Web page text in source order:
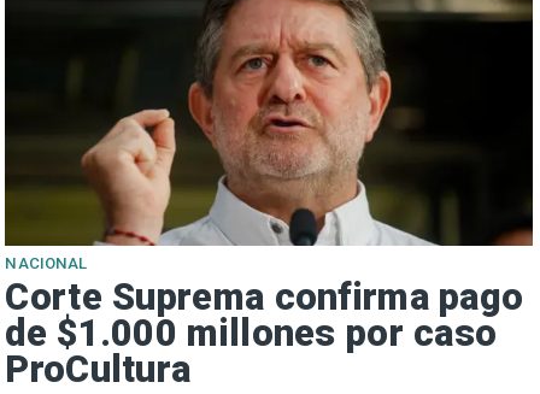
NACIONAL
Corte Suprema confirma pago
de $1.000 millones por caso
ProCultura